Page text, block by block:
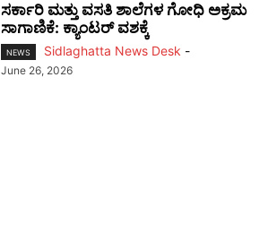
ಸರ್ಕಾರಿ ಮತ್ತು ವಸತಿ ಶಾಲೆಗಳ ಗೋಧಿ ಅಕ್ರಮ
ಸಾಗಾಣಿಕೆ: ಕ್ಯಾಂಟರ್ ವಶಕ್ಕೆ
NEWS Sidlaghatta News Desk -
June 26, 2026